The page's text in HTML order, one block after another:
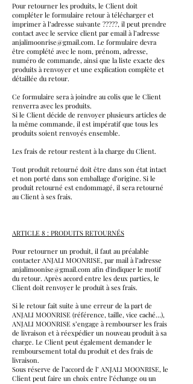
Pour retourner les produits, le Client doit
compléter le formulaire retour à télécharger et
imprimer à l’adresse suivante ?????, il peut prendre
contact avec le service client par email à l’adresse
anjalimoonrise@gmail.com. Le formulaire devra
être complété avec le nom, prénom, adresse,
numéro de commande, ainsi que la liste exacte des
produits à renvoyer et une explication complète et
détaillée du retour.
Ce formulaire sera à joindre au colis que le Client
renverra avec les produits.
Si le Client décide de renvoyer plusieurs articles de
la même commande, il est impératif que tous les
produits soient renvoyés ensemble.
Les frais de retour restent à la charge du Client.
Tout produit retourné doit être dans son état intact
et non porté dans son emballage d’origine. Si le
produit retourné est endommagé, il sera retourné
au Client à ses frais.
ARTICLE 8 : PRODUITS RETOURNÉS
Pour retourner un produit, il faut au préalable
contacter ANJALI MOONRISE, par mail à l’adresse
anjalimoonise@gmail.com afin d'indiquer le motif
du retour. Après accord entre les deux parties, le
Client doit renvoyer le produit à ses frais.
Si le retour fait suite à une erreur de la part de
ANJALI MOONRISE (référence, taille, vice caché…),
ANJALI MOONRISE s’engage à rembourser les frais
de livraison et à réexpédier un nouveau produit à sa
charge. Le Client peut également demander le
remboursement total du produit et des frais de
livraison.
Sous réserve de l’accord de l’ ANJALI MOONRISE, le
Client peut faire un choix entre l’échange ou un